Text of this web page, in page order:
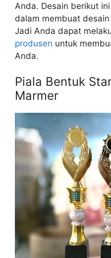
Anda. Desain berikut
dalam membuat
Jadi Anda dapat
produsen untuk
Anda.
Piala Bentuk
Marmer